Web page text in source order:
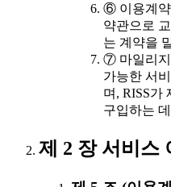
⑥ 이용계약
약관으로
는 계약을
⑦ 마일리지
가능한 서
며, RISS가
구입하는
제 2 장 서비스